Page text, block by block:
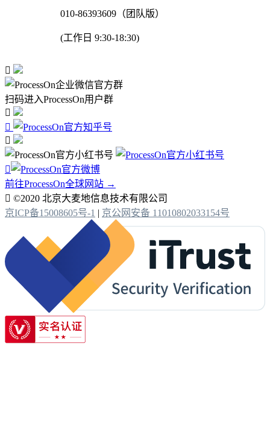
010-86393609（团队版）
(工作日 9:30-18:30)

扫码进入ProcessOn用户群




前往ProcessOn全球网站 →
 ©2020 北京大麦地信息技术有限公司
京ICP备15008605号-1 | 京公网安备 11010802033154号